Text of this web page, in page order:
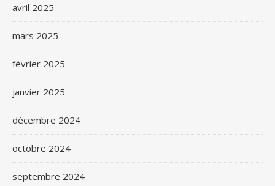
avril 2025
mars 2025
février 2025
janvier 2025
décembre 2024
octobre 2024
septembre 2024